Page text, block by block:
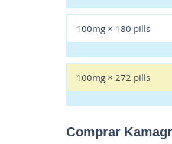
100mg × 180 pills
100mg × 272 pills
Comprar